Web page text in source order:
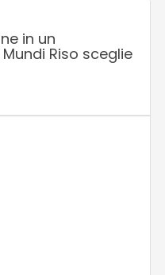
in un
Riso sceglie